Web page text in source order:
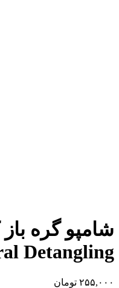
شامپو گره
Detangling
۲۵۵,۰۰۰ تومان